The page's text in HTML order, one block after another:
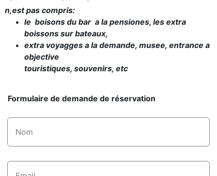
n,est pas compris:
le boisons du bar a la pensiones, les extra
boissons sur bateaux,
extra voyagges a la demande, musee, entrance a
objective
touristiques, souvenirs, etc
Formulaire de demande de réservation